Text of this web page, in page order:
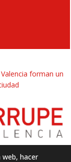
forman un
hacer